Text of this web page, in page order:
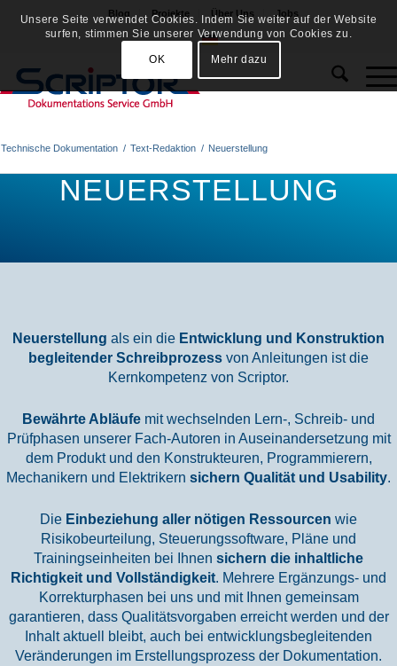
Blog Projekte Über Uns Jobs
Technische Dokumentation / Text-Redaktion / Neuerstellung
NEUERSTELLUNG
Neuerstellung als ein die Entwicklung und Konstruktion
begleitender Schreibprozess von Anleitungen ist die
Kernkompetenz von Scriptor.
Bewährte Abläufe mit wechselnden Lern-, Schreib- und
Prüfphasen unserer Fach-Autoren in Auseinandersetzung mit
dem Produkt und den Konstrukteuren, Programmierern,
Mechanikern und Elektrikern sichern Qualität und Usability.
Die Einbeziehung aller nötigen Ressourcen wie
Risikobeurteilung, Steuerungssoftware, Pläne und
Trainingseinheiten bei Ihnen sichern die inhaltliche
Richtigkeit und Vollständigkeit. Mehrere Ergänzungs- und
Korrekturphasen bei uns und mit Ihnen gemeinsam
garantieren, dass Qualitätsvorgaben erreicht werden und der
Inhalt aktuell bleibt, auch bei entwicklungsbegleitenden
Veränderungen im Erstellungsprozess der Dokumentation.
Unsere Seite verwendet Cookies. Indem Sie weiter auf der Website
surfen, stimmen Sie unserer Verwendung von Cookies zu.
OK Mehr dazu